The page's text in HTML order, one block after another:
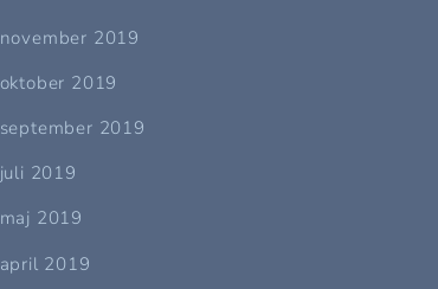
november 2019
oktober 2019
september 2019
juli 2019
maj 2019
april 2019